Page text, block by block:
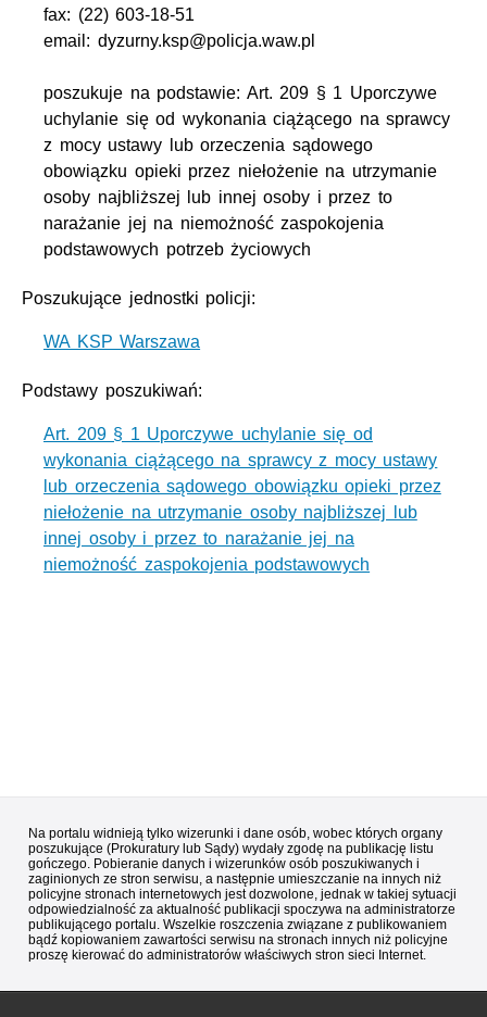
fax: (22) 603-18-51
email: dyzurny.ksp@policja.waw.pl
poszukuje na podstawie: Art. 209 § 1 Uporczywe
uchylanie się od wykonania ciążącego na sprawcy
z mocy ustawy lub orzeczenia sądowego
obowiązku opieki przez niełożenie na utrzymanie
osoby najbliższej lub innej osoby i przez to
narażanie jej na niemożność zaspokojenia
podstawowych potrzeb życiowych
Poszukujące jednostki policji:
WA KSP Warszawa
Podstawy poszukiwań:
Art. 209 § 1 Uporczywe uchylanie się od
wykonania ciążącego na sprawcy z mocy ustawy
lub orzeczenia sądowego obowiązku opieki przez
niełożenie na utrzymanie osoby najbliższej lub
innej osoby i przez to narażanie jej na
niemożność zaspokojenia podstawowych
Na portalu widnieją tylko wizerunki i dane osób, wobec których organy
poszukujące (Prokuratury lub Sądy) wydały zgodę na publikację listu
gończego. Pobieranie danych i wizerunków osób poszukiwanych i
zaginionych ze stron serwisu, a następnie umieszczanie na innych niż
policyjne stronach internetowych jest dozwolone, jednak w takiej sytuacji
odpowiedzialność za aktualność publikacji spoczywa na administratorze
publikującego portalu. Wszelkie roszczenia związane z publikowaniem
bądź kopiowaniem zawartości serwisu na stronach innych niż policyjne
proszę kierować do administratorów właściwych stron sieci Internet.